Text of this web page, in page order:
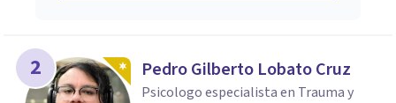
2 Pedro Gilberto Lobato Cruz
Psicologo especialista en Trauma y